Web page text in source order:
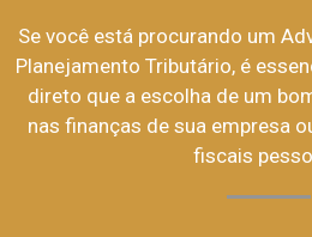
Se você está procurando um
Planejamento Tributário, é
direto que a escolha de um
nas finanças de sua empresa
fiscais